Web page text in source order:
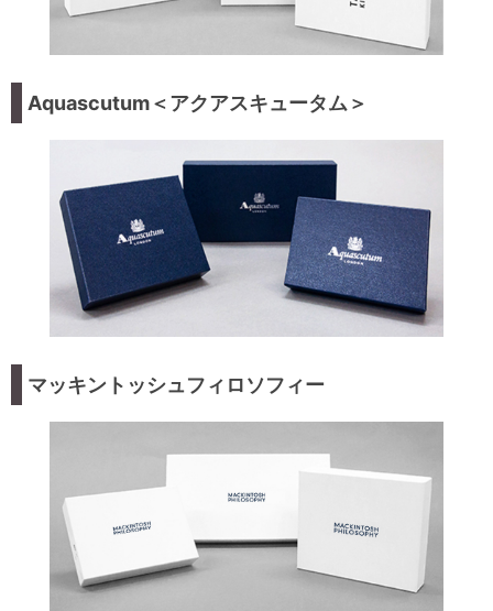
Aquascutum＜アクアスキュータム＞
マッキントッシュフィロソフィー